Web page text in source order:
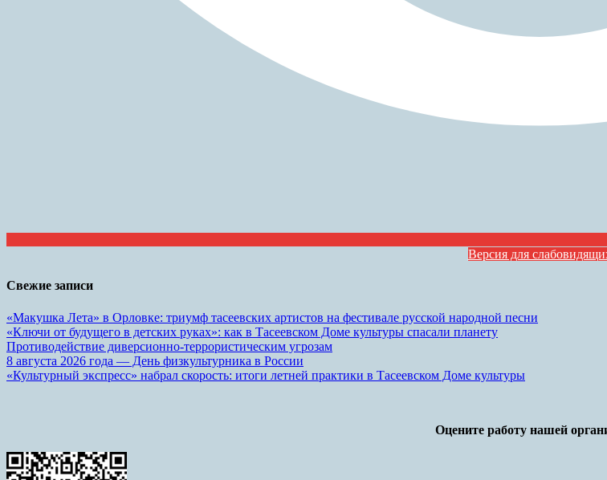
Версия для
Свежие записи
«Макушка Лета» в Орловке: триумф тасеевских артистов на фестивале русской народной песни
«Ключи от будущего в детских руках»: как в Тасеевском Доме культуры спасали планету
Противодействие диверсионно-террористическим угрозам
8 августа 2026 года — День физкультурника в России
«Культурный экспресс» набрал скорость: итоги летней практики в Тасеевском Доме культуры
Оцените работу нашей